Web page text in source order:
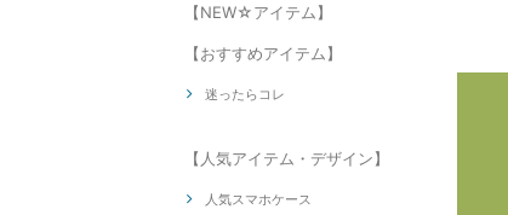
【NEW☆アイテム】
【おすすめアイテム】
迷ったらコレ
【人気アイテム・デザイン】
人気スマホケース